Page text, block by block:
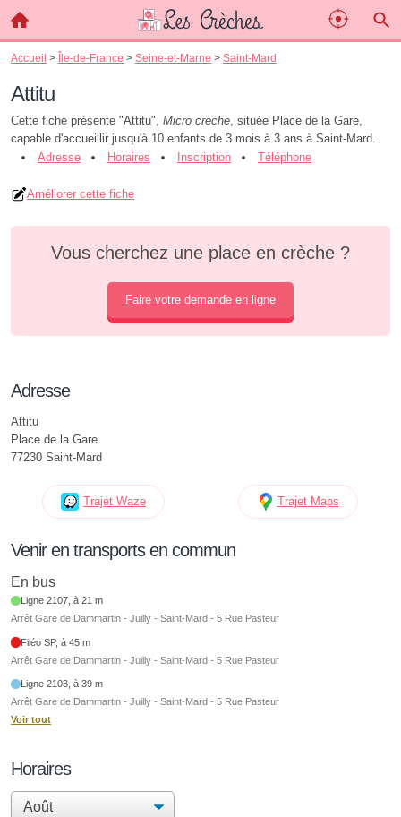
Accueil > Île-de-France > Seine-et-Marne > Saint-Mard
Attitu
Cette fiche présente "Attitu", Micro crèche, située Place de la Gare,
capable d'accueillir jusqu'à 10 enfants de 3 mois à 3 ans à Saint-Mard.
Adresse
Horaires Inscription Téléphone
Améliorer cette fiche
Vous cherchez une place en crèche ?
Faire votre demande en ligne
Adresse
Attitu
Place de la Gare
77230 Saint-Mard
Trajet Waze Trajet Maps
Venir en transports en commun
En bus
Ligne 2107, à 21 m
Arrêt Gare de Dammartin - Juilly - Saint-Mard - 5 Rue Pasteur
Filéo SP, à 45 m
Arrêt Gare de Dammartin - Juilly - Saint-Mard - 5 Rue Pasteur
Ligne 2103, à 39 m
Arrêt Gare de Dammartin - Juilly - Saint-Mard - 5 Rue Pasteur
Voir tout
Horaires